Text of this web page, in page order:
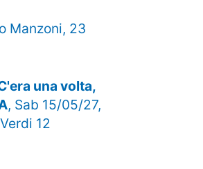
Manzoni, 23
una volta,
, Sab 15/05/27,
12